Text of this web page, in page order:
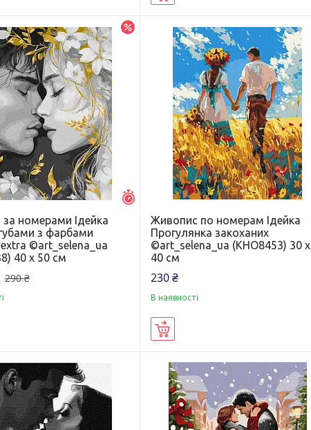
Залишилось 7 днів
за номерами Ідейка
з фарбами
extra ©art_selena_ua
40 х 50 см
290 ₴
Живопис по номерам Ідейка
Прогулянка закоханих
©art_selena_ua (KHO8453) 30 х
40 см
230 ₴
В наявності